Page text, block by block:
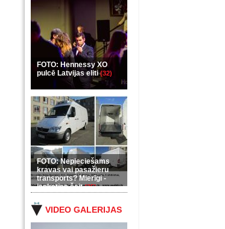
FOTO: Hennessy XO
pulcē Latvijas eliti(32)
FOTO: Nepieciešams
kravas vai pasažieru
transports? Mierīgi -
ieskaties šeit(35)
VIDEO GALERIJAS